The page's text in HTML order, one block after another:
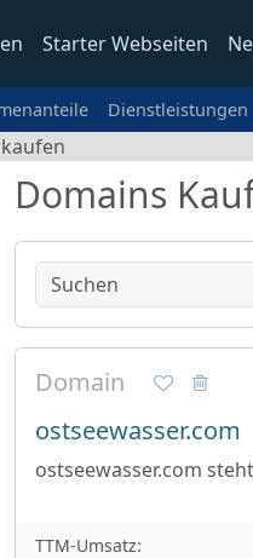
Starter Webseiten
Dienstleistungen
Domains
Domain
ostseewasser.com
ostseewasser.com
TTM-Umsatz: